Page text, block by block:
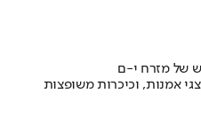
של מזרח י-ם
אמנות, וכיכרות משופצות